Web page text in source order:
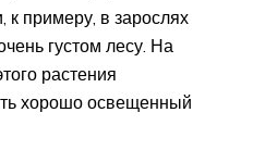
к примеру, в зарослях
густом лесу. На
растения
хорошо освещенный